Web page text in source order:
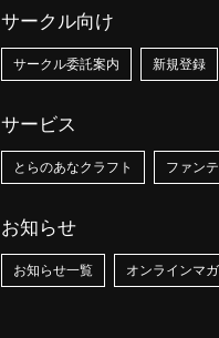
サークル向け
サークル委託案内 新規登録
サービス
とらのあなクラフト ファン
お知らせ
お知らせ一覧 オンラインマ